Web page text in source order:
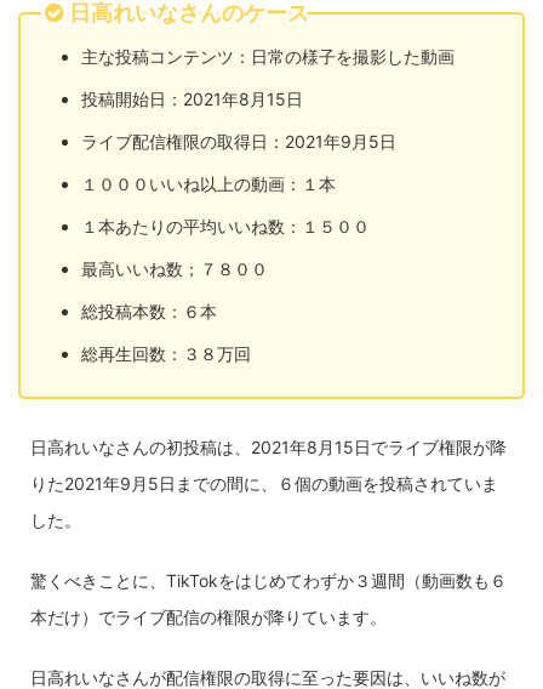
日高れいなさんのケース
主な投稿コンテンツ：日常の様子を撮影した動画
投稿開始日：2021年8月15日
ライブ配信権限の取得日：2021年9月5日
１０００いいね以上の動画：１本
１本あたりの平均いいね数：１５００
最高いいね数；７８００
総投稿本数：６本
総再生回数：３８万回
日高れいなさんの初投稿は、2021年8月15日でライブ権限が降
りた2021年9月5日までの間に、６個の動画を投稿されていま
した。
驚くべきことに、TikTokをはじめてわずか３週間（動画数も６
本だけ）でライブ配信の権限が降りています。
日高れいなさんが配信権限の取得に至った要因は、いいね数が